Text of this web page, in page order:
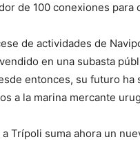
de 100 conexiones para
de actividades de
en una subasta
entonces, su futuro
a la marina mercante
a Trípoli suma ahora un